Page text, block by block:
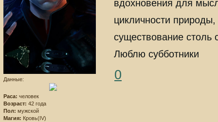
Данные:
Раса: человек
Возраст: 42 года
Пол: мужской
Магия: Кровь(IV)
вдохновения для
цикличности
существование столь
Люблю субботники
0